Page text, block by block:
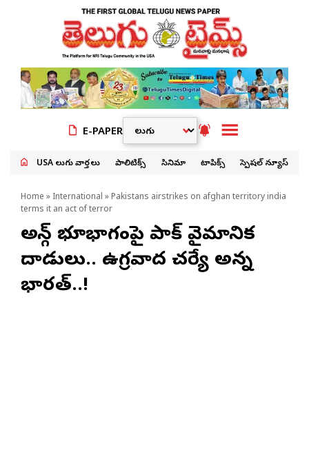
E-PAPER
USA తెలుగు వార్తలు పాలిటిక్స్ సినిమా టాపిక్స్ స్పెషల్ న్యూస్
Home » International » Pakistans airstrikes on afghan territory india
terms it an act of terror
అఫ్గాన్ భూభాగంపై పాక్ వైమానిక
దాడులు.. ఉగ్రవాద చర్యే అన్న
భారత్..!